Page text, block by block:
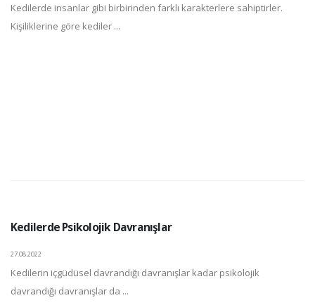
Kedilerde insanlar gibi birbirinden farklı karakterlere sahiptirler.
Kişiliklerine göre kediler ...
Kedilerde Psikolojik Davranışlar
27.08.2022
Kedilerin içgüdüsel davrandığı davranışlar kadar psikolojik
davrandığı davranışlar da ...